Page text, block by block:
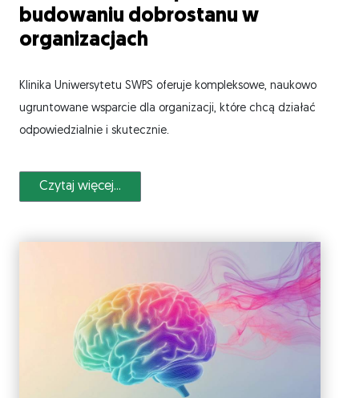
budowaniu dobrostanu w
organizacjach
Klinika Uniwersytetu SWPS oferuje kompleksowe, naukowo
ugruntowane wsparcie dla organizacji, które chcą działać
odpowiedzialnie i skutecznie.
Czytaj więcej...